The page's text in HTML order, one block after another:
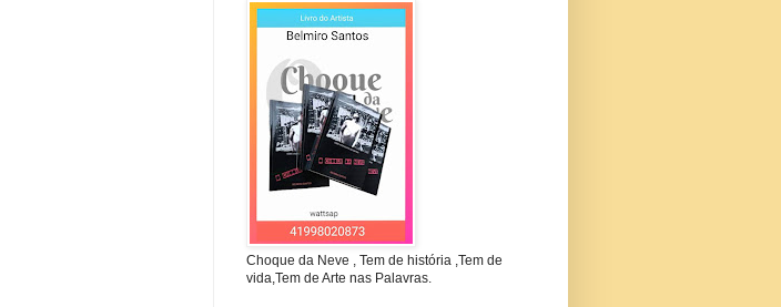
Choque da Neve , Tem de história ,Tem de
vida,Tem de Arte nas Palavras.